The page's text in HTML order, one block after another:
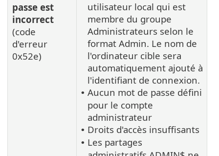
passe est
incorrect
(code
d'erreur
0x52e)
utilisateur local qui est
membre du groupe
Administrateurs selon le
format Admin. Le nom de
l'ordinateur cible sera
automatiquement ajouté à
l'identifiant de connexion.
• Aucun mot de passe défini
pour le compte
administrateur
• Droits d'accès insuffisants
• Les partages